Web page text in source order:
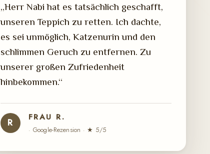
„Herr Nabi hat es tatsächlich geschafft,
unseren Teppich zu retten. Ich dachte,
es sei unmöglich, Katzenurin und den
schlimmen Geruch zu entfernen. Zu
unserer großen Zufriedenheit
hinbekommen.“
R FRAU R.
· Google-Rezension · ★ 5/5